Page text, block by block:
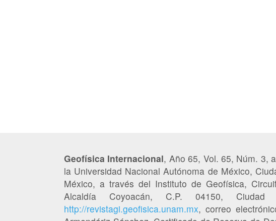
Geofísica Internacional, Año 65, Vol. 65, Núm. 3,
la Universidad Nacional Autónoma de México,
México, a través del Instituto de Geofísica,
Alcaldía Coyoacán, C.P. 04150,
http://revistagi.geofisica.unam.mx, correo